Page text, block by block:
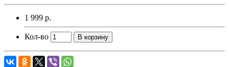
1 999 р.
Кол-во В корзину